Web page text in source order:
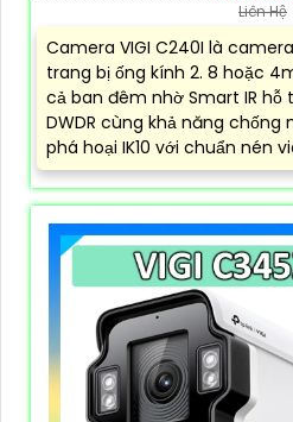
Liên Hệ
Camera VIGI C240I là
trang bị ống kính 2. 8 hoặc
cả ban đêm nhờ Smart IR
DWDR cùng khả năng chống
phá hoại IK10 với chuẩn nén